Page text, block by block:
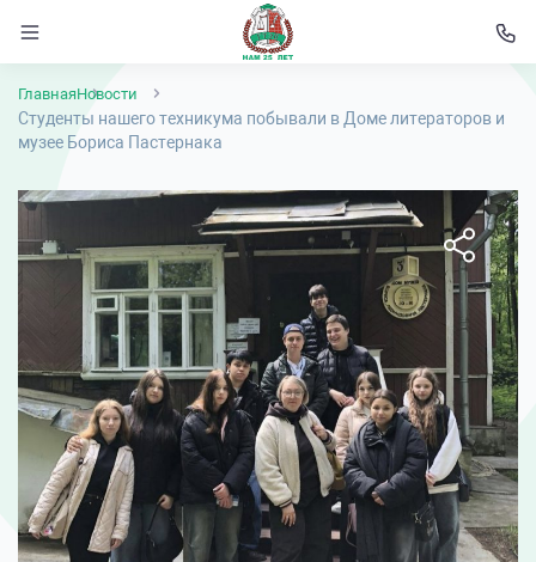
ГлавнаяНовости
Студенты нашего техникума побывали в Доме литераторов и
музее Бориса Пастернака